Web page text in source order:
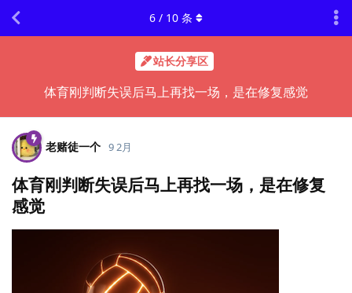
站长分享区
体育刚判断失误后马上再找一场，是在修复感觉
6 / 10 条
老赌徒一个 9 2月
体育刚判断失误后马上再找一场，是在修复
感觉